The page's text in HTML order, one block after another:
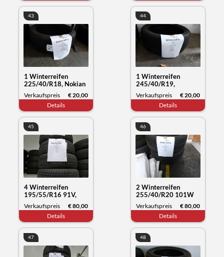
43
1 Winterreifen
225/40/R18, Nokian
Tyres WR snowproof,
Datum 03/22
Verkaufspreis
€ 20,00
Details
44
1 Winterreifen
245/40/R19,
Hankook Winter
i*cept, Datum 32/23
Verkaufspreis
€ 20,00
Details
45
4 Winterreifen
195/55/R16 91V,
Sunny NC501, Datum
50/23
Verkaufspreis
€ 80,00
Details
46
2 Winterreifen
255/40/R20 101W
XL, Hankook Winter
i*cept, Datum 29/22
Verkaufspreis
€ 80,00
Details
47 48